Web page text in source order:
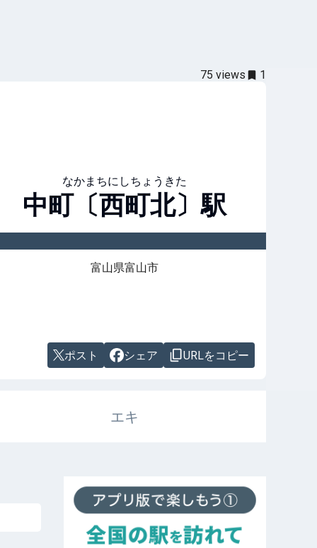
75 views 1
なかまちにしちょうきた
中町〔西町北〕駅
富山県富山市
ポスト シェア URLをコピー
エキ